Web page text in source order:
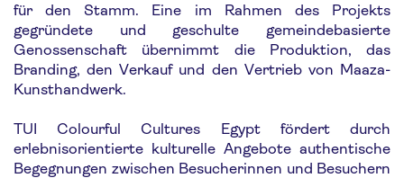
für den Stamm. Eine im Rahmen des Projekts
gegründete und geschulte gemeindebasierte
Genossenschaft übernimmt die Produktion, das
Branding, den Verkauf und den Vertrieb von Maaza-
Kunsthandwerk.
TUI Colourful Cultures Egypt fördert durch
erlebnisorientierte kulturelle Angebote authentische
Begegnungen zwischen Besucherinnen und Besuchern